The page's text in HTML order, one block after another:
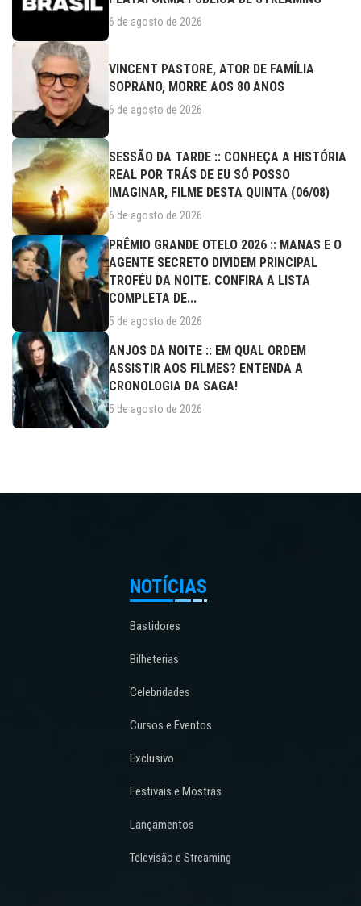
6 de agosto de 2026
VINCENT PASTORE, ATOR DE FAMÍLIA
SOPRANO, MORRE AOS 80 ANOS
6 de agosto de 2026
SESSÃO DA TARDE :: CONHEÇA A HISTÓRIA
REAL POR TRÁS DE EU SÓ POSSO
IMAGINAR, FILME DESTA QUINTA (06/08)
6 de agosto de 2026
PRÊMIO GRANDE OTELO 2026 :: MANAS E O
AGENTE SECRETO DIVIDEM PRINCIPAL
TROFÉU DA NOITE. CONFIRA A LISTA
COMPLETA DE...
5 de agosto de 2026
ANJOS DA NOITE :: EM QUAL ORDEM
ASSISTIR AOS FILMES? ENTENDA A
CRONOLOGIA DA SAGA!
5 de agosto de 2026
NOTÍCIAS
Bastidores
Bilheterias
Celebridades
Cursos e Eventos
Exclusivo
Festivais e Mostras
Lançamentos
Televisão e Streaming